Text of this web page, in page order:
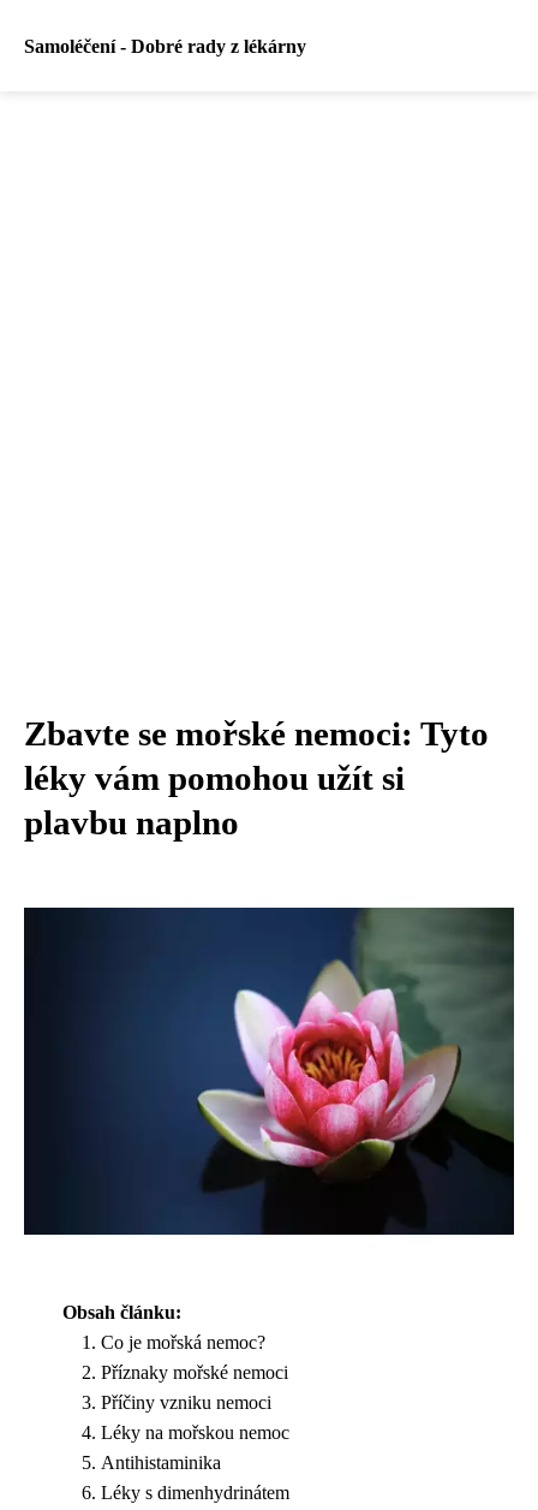
Samoléčení - Dobré rady z lékárny
Zbavte se mořské nemoci: Tyto
léky vám pomohou užít si
plavbu naplno
Obsah článku:
Co je mořská nemoc?
Příznaky mořské nemoci
Příčiny vzniku nemoci
Léky na mořskou nemoc
Antihistaminika
Léky s dimenhydrinátem